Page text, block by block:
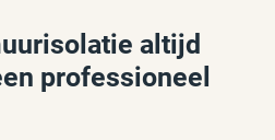
altijd
professioneel